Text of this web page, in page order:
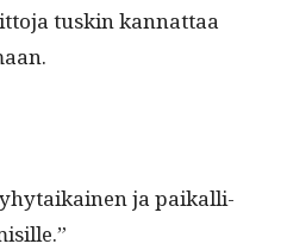
tuskin kan­nat­taa
ja paikalli­